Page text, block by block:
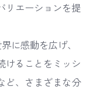
リエーションを提
に感動を広げ、
けることをミッシ
ど、さまざまな分